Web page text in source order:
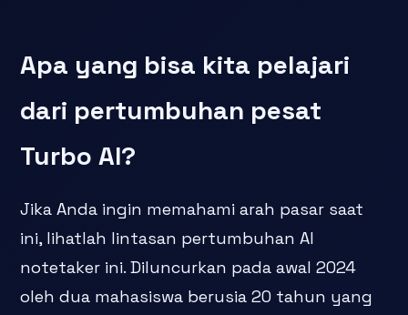
Apa yang bisa kita pelajari
dari pertumbuhan pesat
Turbo AI?
Jika Anda ingin memahami arah pasar saat
ini, lihatlah lintasan pertumbuhan AI
notetaker ini. Diluncurkan pada awal 2024
oleh dua mahasiswa berusia 20 tahun yang